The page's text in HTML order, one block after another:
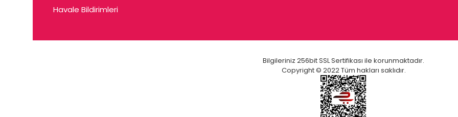
Havale Bildirimleri
Bilgileriniz 256bit SSL Sertifikası ile korunmaktadır.
Copyright © 2022 Tüm hakları saklıdır.